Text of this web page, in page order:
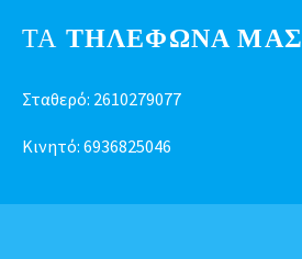
ΤΑ ΤΗΛΕΦΩΝΑ ΜΑΣ
Σταθερό: 2610279077
Κινητό: 6936825046